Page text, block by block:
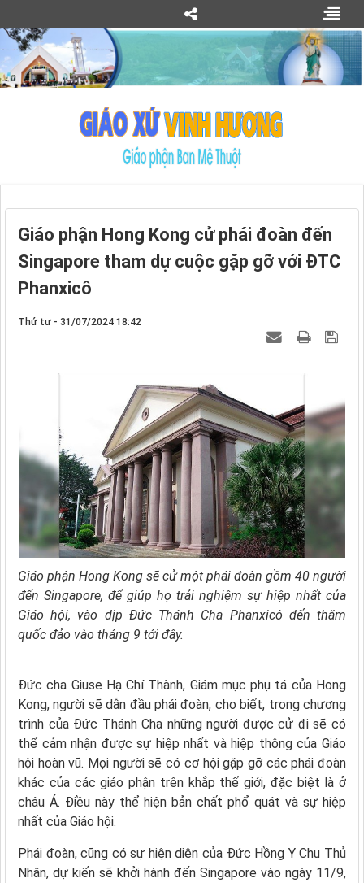
Giáo phận Hong Kong cử phái đoàn đến
Singapore tham dự cuộc gặp gỡ với ĐTC
Phanxicô
Thứ tư - 31/07/2024 18:42
Giáo phận Hong Kong sẽ cử một phái đoàn gồm 40 người
đến Singapore, để giúp họ trải nghiệm sự hiệp nhất của
Giáo hội, vào dịp Đức Thánh Cha Phanxicô đến thăm
quốc đảo vào tháng 9 tới đây.
Đức cha Giuse Hạ Chí Thành, Giám mục phụ tá của Hong
Kong, người sẽ dẫn đầu phái đoàn, cho biết, trong chương
trình của Đức Thánh Cha những người được cử đi sẽ có
thể cảm nhận được sự hiệp nhất và hiệp thông của Giáo
hội hoàn vũ. Mọi người sẽ có cơ hội gặp gỡ các phái đoàn
khác của các giáo phận trên khắp thế giới, đặc biệt là ở
châu Á. Điều này thể hiện bản chất phổ quát và sự hiệp
nhất của Giáo hội.
Phái đoàn, cũng có sự hiện diện của Đức Hồng Y Chu Thủ
Nhân, dự kiến sẽ khởi hành đến Singapore vào ngày 11/9,